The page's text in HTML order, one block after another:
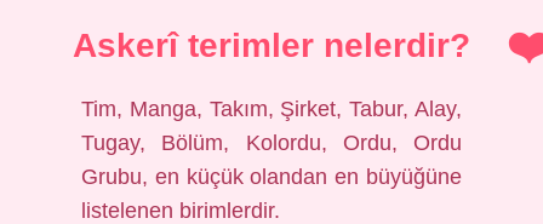
Askerî terimler nelerdir?
Tim, Manga, Takım, Şirket, Tabur, Alay,
Tugay, Bölüm, Kolordu, Ordu, Ordu
Grubu, en küçük olandan en büyüğüne
listelenen birimlerdir.